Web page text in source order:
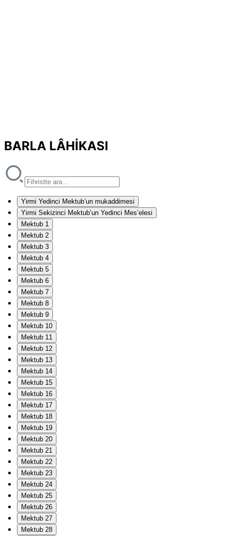
BARLA LÂHİKASI
Yirmi Yedinci Mektub’un mukaddimesi
Yirmi Sekizinci Mektub’un Yedinci Mes’elesi
Mektub 1
Mektub 2
Mektub 3
Mektub 4
Mektub 5
Mektub 6
Mektub 7
Mektub 8
Mektub 9
Mektub 10
Mektub 11
Mektub 12
Mektub 13
Mektub 14
Mektub 15
Mektub 16
Mektub 17
Mektub 18
Mektub 19
Mektub 20
Mektub 21
Mektub 22
Mektub 23
Mektub 24
Mektub 25
Mektub 26
Mektub 27
Mektub 28